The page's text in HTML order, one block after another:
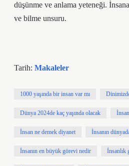
düşünme ve anlama yeteneği.
ve bilme unsuru.
Tarih: Makaleler
1000 yaşında bir insan var mı
Dünya 2024de kaç yaşında olacak
İnsan ne demek diyanet İnsanın
İnsanın en büyük görevi nedir İnsanlık